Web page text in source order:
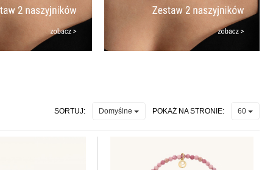
SORTUJ: Domyślne POKAŻ NA STRONIE: 60